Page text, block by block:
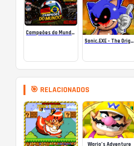
Campeões do Mundo (ISS) Online
Sonic.EXE – The Original Game Online
🎯 RELACIONADOS